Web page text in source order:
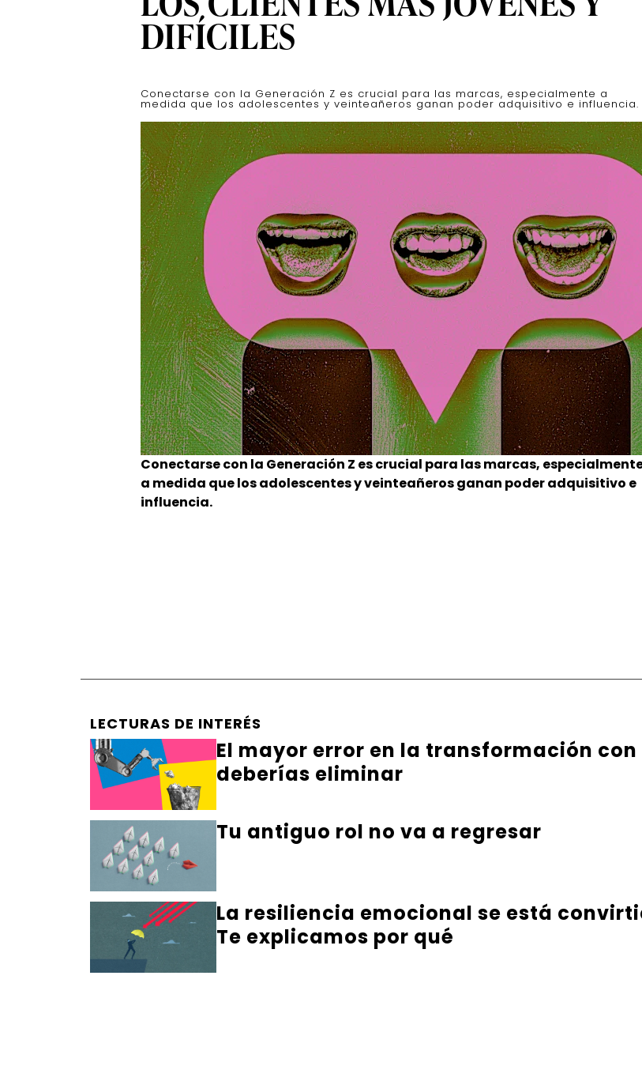
DIFÍCILES
Conectarse con la Generación Z es crucial para las marcas, especialmente a
medida que los adolescentes y veinteañeros ganan poder adquisitivo e influencia.
Conectarse con la Generación Z es crucial para las marcas,
a medida que los adolescentes y veinteañeros ganan poder adquisitivo e
influencia.
LECTURAS DE INTERÉS
El mayor error en la transformación
deberías eliminar
Tu antiguo rol no va a regresar
La resiliencia emocional se está
Te explicamos por qué